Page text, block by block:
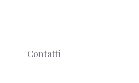
Contatti